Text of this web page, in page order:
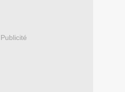
Publicité